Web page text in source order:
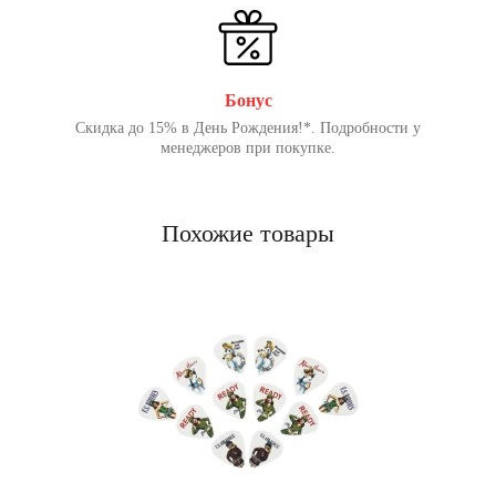
Бонус
Скидка до 15% в День Рождения!*. Подробности у
менеджеров при покупке.
Похожие товары